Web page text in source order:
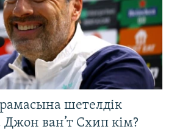
шетелдік
Джон ван’т Схип кім?